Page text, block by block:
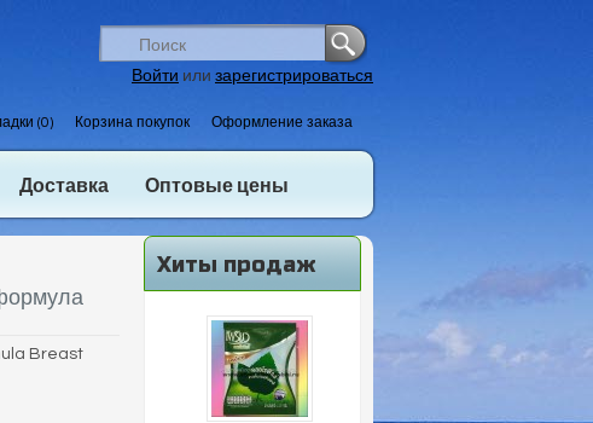
Войти или зарегистрироваться
(0) Корзина покупок Оформление заказа
Доставка Оптовые цены
Хиты продаж
Breast